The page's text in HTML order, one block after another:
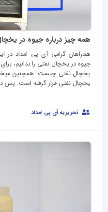
همه چیز درباره جیوه در
همراهان گرامی آی پی امداد در
جیوه در یخچال نفتی را بدانیم،
یخچال نفتی چیست. همچنین
یخچال نفتی قرار گرفته است. پس در
تحریریه آی پی امداد